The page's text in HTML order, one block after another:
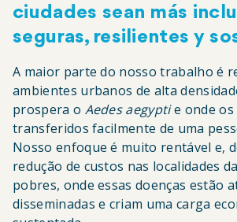
ciudades sean más
seguras, resilientes y
A maior parte do nosso trabalho é
ambientes urbanos de alta
prospera o Aedes aegyptie onde os
transferidos facilmente de uma
Nosso enfoque é muito rentável e,
redução de custos nas localidades
pobres, onde essas doenças estão
disseminadas e criam uma carga